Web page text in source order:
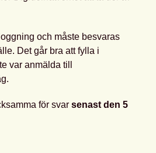
och måste besvaras
Det går bra att fylla i
var anmälda till
för svar senast den 5